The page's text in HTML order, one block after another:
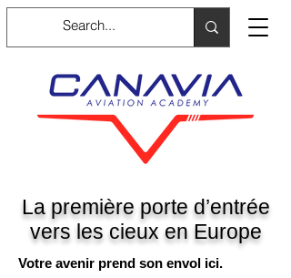
La première porte d’entrée
vers les cieux en Europe
Votre avenir prend son envol ici.